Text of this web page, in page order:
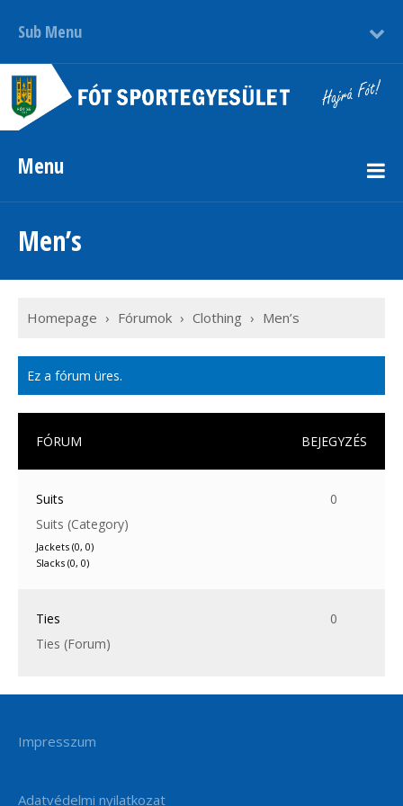
Sub Menu
Menu
Men’s
Homepage › Fórumok › Clothing › Men’s
Ez a fórum üres.
FÓRUM BEJEGYZÉS
Suits
Suits (Category)
Jackets (0, 0)
Slacks (0, 0)
0
Ties
Ties (Forum)
0
Impresszum
Adatvédelmi nyilatkozat